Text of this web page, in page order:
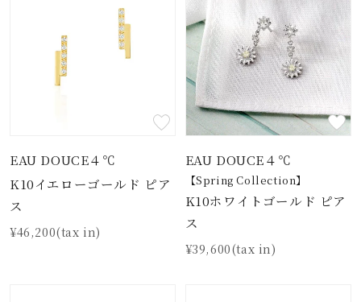
EAU DOUCE４℃
K10イエローゴールド ピア
ス
¥46,200(tax in)
EAU DOUCE４℃
【Spring Collection】
K10ホワイトゴールド ピア
ス
¥39,600(tax in)